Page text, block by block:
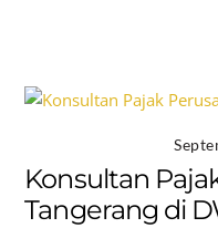
Konsultan
Tangerang di